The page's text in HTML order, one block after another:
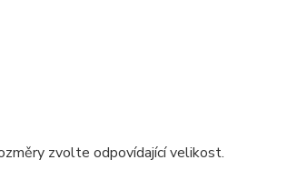
zvolte odpovídající velikost.